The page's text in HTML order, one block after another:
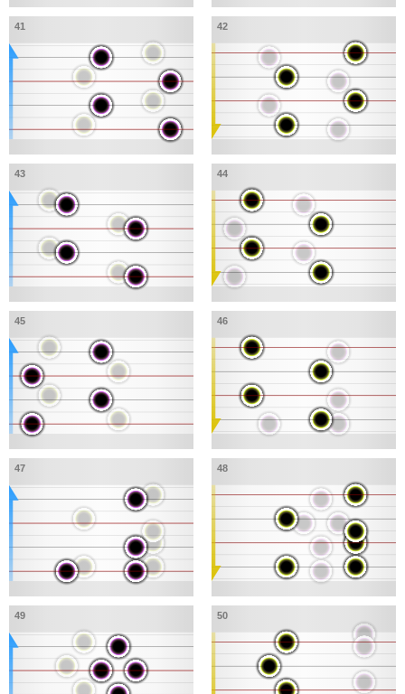
41 42
43 44
45 46
47 48
49 50